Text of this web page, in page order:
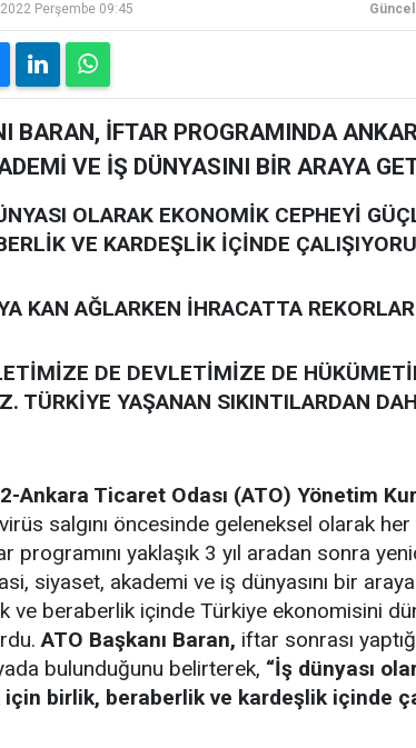
Perşembe 09:45
BARAN, İFTAR PROGRAMINDA
VE İŞ DÜNYASINI BİR ARAYA
OLARAK EKONOMİK CEPHEYİ
VE KARDEŞLİK İÇİNDE
KAN AĞLARKEN İHRACATTA
DE DEVLETİMİZE DE
TÜRKİYE YAŞANAN SIKINTILARDAN
Ankara Ticaret Odası (ATO) Yönetim
salgını öncesinde geleneksel olarak
programını yaklaşık 3 yıl aradan sonra
siyaset, akademi ve iş dünyasını bir
ve beraberlik içinde Türkiye ekonomisini
ATO Başkanı Baran, iftar sonrası
bulunduğunu belirterek, “İş dünyası
birlik, beraberlik ve kardeşlik içinde